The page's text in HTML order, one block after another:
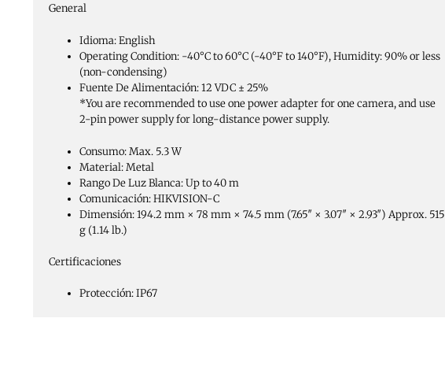
General
Idioma:English
Operating Condition: -40°C to 60°C (-40°F to 140°F), Humidity: 90% or less
(non-condensing)
Fuente De Alimentación:12 VDC ± 25%
*You are recommended to use one power adapter for one camera, and use
2-pin power supply for long-distance power supply.
Consumo:Max. 5.3 W
Material:Metal
Rango De Luz Blanca:Up to 40 m
Comunicación:HIKVISION-C
Dimensión:194.2 mm × 78 mm × 74.5 mm (7.65″ × 3.07″ × 2.93″) Approx. 515
g (1.14 lb.)
Certificaciones
Protección:IP67